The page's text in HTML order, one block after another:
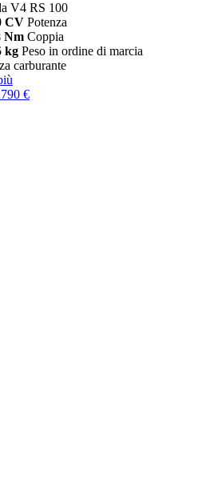
V4 RS 100
CV Potenza
Nm Coppia
kg Peso in ordine di marcia
carburante
€